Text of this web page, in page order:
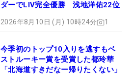
ダーでLIV完全優勝 浅地洋佑22位
2026年8月10日 (月) 10時24分 1
今季初のトップ10入りを逃すもベ
ストルーキー賞を受賞した都玲華
「北海道すきだなー帰りたくない」